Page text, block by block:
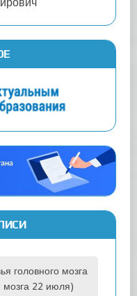
головного мозга
мозга 22 июля)